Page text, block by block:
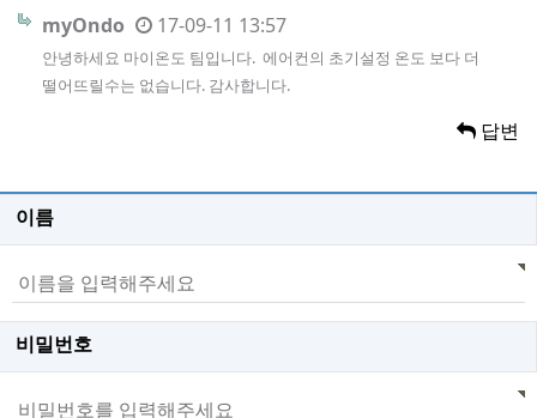
myOndo 17-09-11 13:57
안녕하세요 마이온도 팀입니다. 에어컨의 초기설정 온도 보다 더
떨어뜨릴수는 없습니다. 감사합니다.
답변
이름
비밀번호